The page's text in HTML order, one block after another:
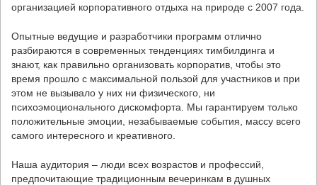
организацией корпоративного отдыха на природе с 2007 года.
Опытные ведущие и разработчики программ отлично
разбираются в современных тенденциях тимбилдинга и
знают, как правильно организовать корпоратив, чтобы это
время прошло с максимальной пользой для участников и при
этом не вызывало у них ни физического, ни
психоэмоционального дискомфорта. Мы гарантируем только
положительные эмоции, незабываемые события, массу всего
самого интересного и креативного.
Наша аудитория – люди всех возрастов и профессий,
предпочитающие традиционным вечеринкам в душных